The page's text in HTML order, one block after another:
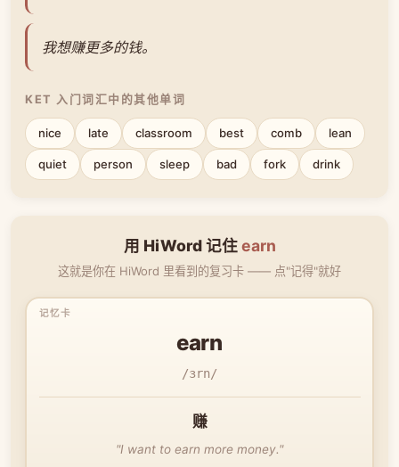
我想赚更多的钱。
KET 入门词汇中的其他单词
nice late classroom best comb lean
quiet person sleep bad fork drink
用 HiWord 记住earn
这就是你在 HiWord 里看到的复习卡 —— 点"记得"就好
earn
/ɜrn/
赚
"I want to earn more money."